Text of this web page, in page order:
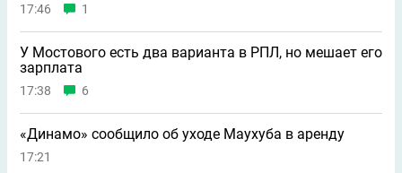
17:46 1
У Мостового есть два варианта в РПЛ, но мешает его
зарплата
17:38 6
«Динамо» сообщило об уходе Маухуба в аренду
17:21